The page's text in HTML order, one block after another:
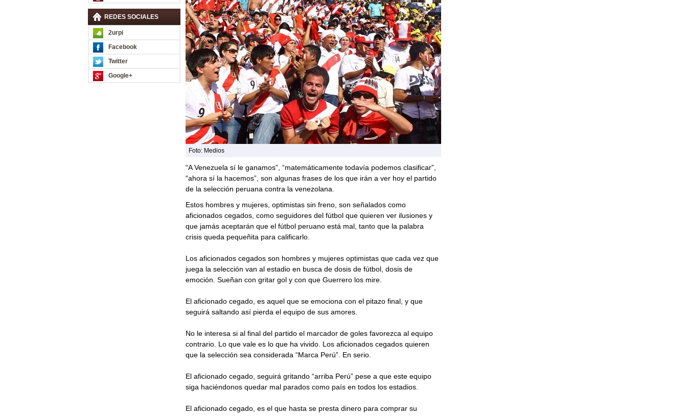
REDES SOCIALES
2urpi
Facebook
Twitter
Google+
Foto: Medios
“A Venezuela sí le ganamos”, “matemáticamente todavía podemos clasificar”,
“ahora sí la hacemos”, son algunas frases de los que irán a ver hoy el partido
de la selección peruana contra la venezolana.
Estos hombres y mujeres, optimistas sin freno, son señalados como
aficionados cegados, como seguidores del fútbol que quieren ver ilusiones y
que jamás aceptarán que el fútbol peruano está mal, tanto que la palabra
crisis queda pequeñita para calificarlo.
Los aficionados cegados son hombres y mujeres optimistas que cada vez que
juega la selección van al estadio en busca de dosis de fútbol, dosis de
emoción. Sueñan con gritar gol y con que Guerrero los mire.
El aficionado cegado, es aquel que se emociona con el pitazo final, y que
seguirá saltando así pierda el equipo de sus amores.
No le interesa si al final del partido el marcador de goles favorezca al equipo
contrario. Lo que vale es lo que ha vivido. Los aficionados cegados quieren
que la selección sea considerada “Marca Perú”. En serio.
El aficionado cegado, seguirá gritando “arriba Perú” pese a que este equipo
siga haciéndonos quedar mal parados como país en todos los estadios.
El aficionado cegado, es el que hasta se presta dinero para comprar su